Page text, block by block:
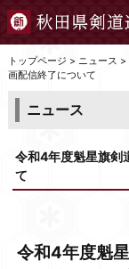
トップページ > ニュース >
画配信終了について
ニュース
令和4年度魁星旗剣
て
令和4年度魁